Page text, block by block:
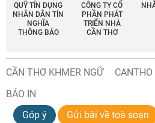
QUỸ TÍN DỤNG
NHÂN DÂN TÍN
NGHĨA
THÔNG BÁO
CÔNG TY CỔ
PHẦN PHÁT
TRIỂN NHÀ
CẦN THƠ
CẦN THƠ KHMER NGỮ CANTHO
BÁO IN
Góp ý
Gửi bài về toà soạn